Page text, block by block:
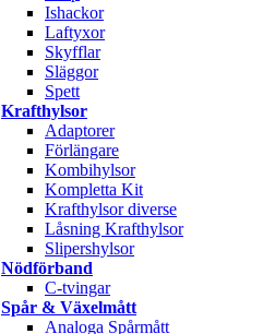
Ishackor
Laftyxor
Skyfflar
Släggor
Spett
Krafthylsor
Adaptorer
Förlängare
Kombihylsor
Kompletta Kit
Krafthylsor diverse
Låsning Krafthylsor
Slipershylsor
Nödförband
C-tvingar
Spår & Växelmått
Analoga Spårmått